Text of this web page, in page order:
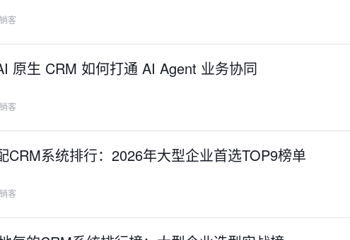
客
原生 CRM 如何打通 AI Agent 业务协同
客
CRM系统排行：2026年大型企业首选TOP9榜单
客